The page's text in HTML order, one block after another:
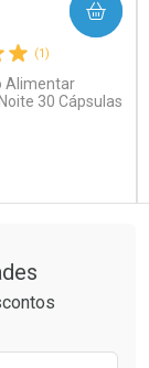
Desconto
cada
Desconto
cada
(1)
Alimentar
30 Cápsulas
COMPRAR